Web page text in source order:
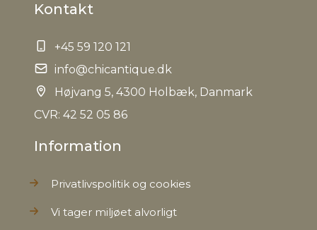
Kontakt
+45 59 120 121
info@chicantique.dk
Højvang 5, 4300 Holbæk, Danmark
CVR: 42 52 05 86
Information
Privatlivspolitik og cookies
Vi tager miljøet alvorligt